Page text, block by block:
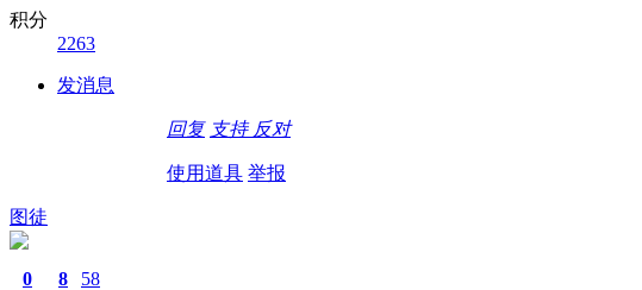
积分
2263
发消息
回复 支持 反对
使用道具 举报
图徒
0 8 58